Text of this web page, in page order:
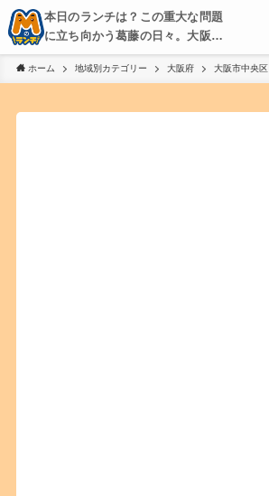
本日のランチは？この重大な問題
に立ち向かう葛藤の日々。大阪・
京都・神戸を中心とした食べ歩
き、飲み歩きを綴る。
ホーム 地域別カテゴリー 大阪府 大阪市中央区